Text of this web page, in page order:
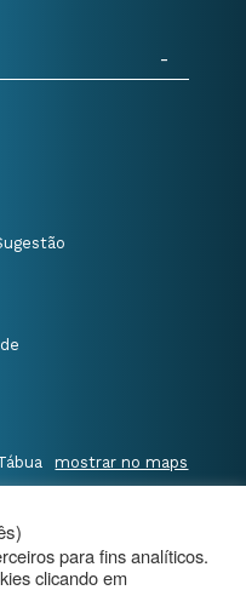
mostrar no maps
para fins analíticos.
clicando em